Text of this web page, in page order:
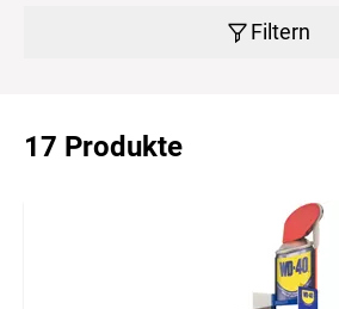
Filtern
17 Produkte